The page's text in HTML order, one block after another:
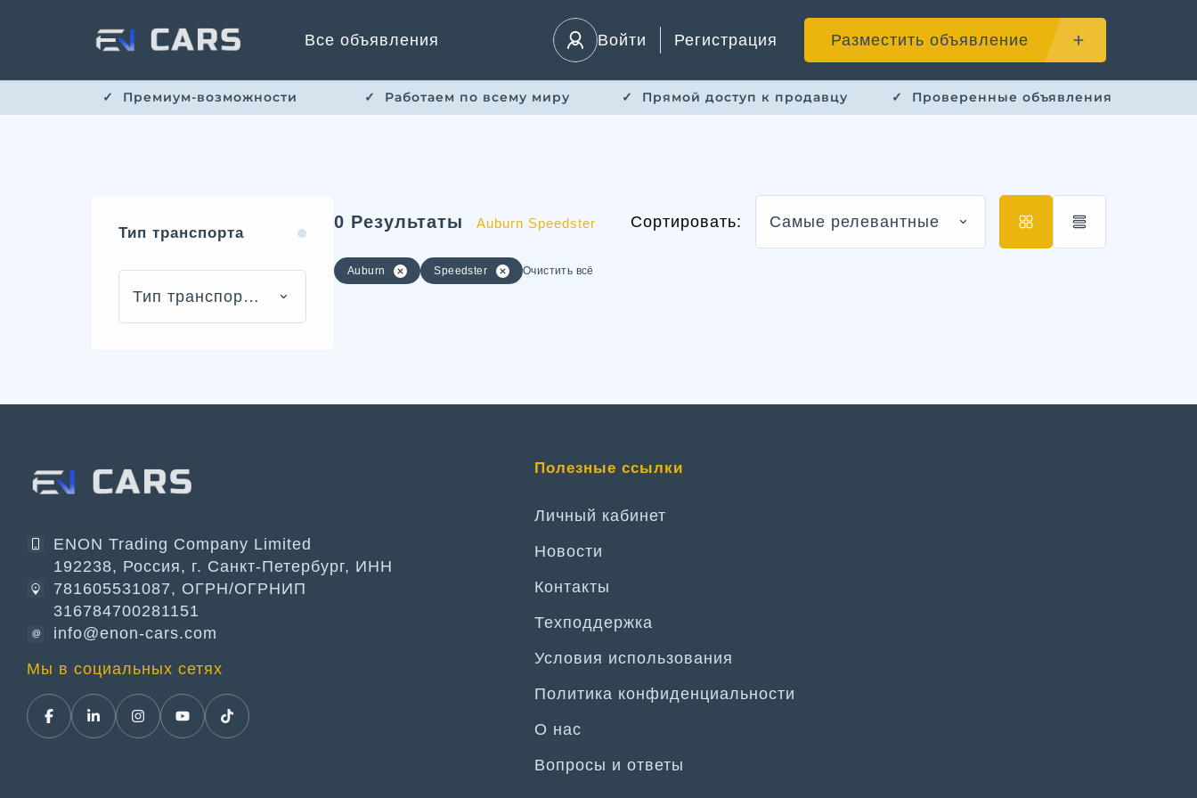
Все объявления Войти Регистрация Разместить объявление
✓ ​​ Премиум-возможности ✓ ​ Работаем по всему миру ✓ ​ Прямой доступ к продавцу ✓ ​ Проверенные объявления
Тип транспорта
Тип транспорта
0 Результаты Auburn Speedster Сортировать: Самые релевантные
Auburn Speedster Очистить всё
ENON Trading Company Limited
192238, Россия, г. Санкт-Петербург, ИНН
781605531087, ОГРН/ОГРНИП
316784700281151
@
info@enon-cars.com
Мы в социальных сетях
Полезные ссылки
Личный кабинет
Новости
Контакты
Техподдержка
Условия использования
Политика конфиденциальности
О нас
Вопросы и ответы